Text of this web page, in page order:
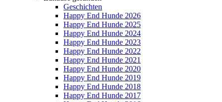
Geschichten
Happy End Hunde 2026
Happy End Hunde 2025
Happy End Hunde 2024
Happy End Hunde 2023
Happy End Hunde 2022
Happy End Hunde 2021
Happy End Hunde 2020
Happy End Hunde 2019
Happy End Hunde 2018
Happy End Hunde 2017